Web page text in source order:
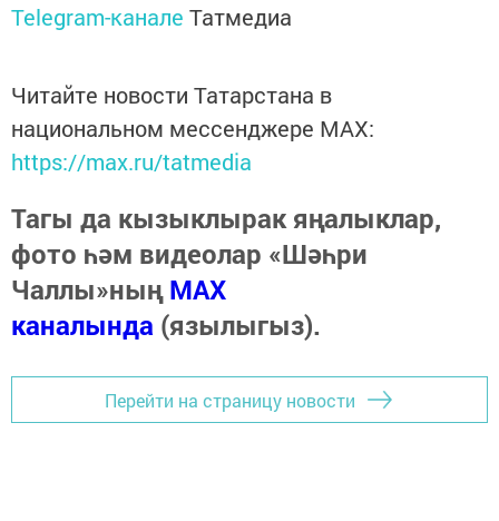
Telegram-канале Татмедиа
Читайте новости Татарстана в
национальном мессенджере MАХ:
https://max.ru/tatmedia
Тагы да кызыклырак яңалыклар,
фото һәм видеолар «Шәһри
Чаллы»ныңMAX
каналында (язылыгыз).
Перейти на страницу новости